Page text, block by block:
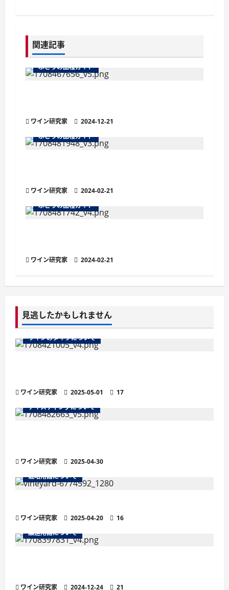
ゲ
ー
シ
ン
関連記事
ぶどうの品種ガイド
ワイン研究家
2024-12-21
ぶどうの品種ガイド
ワイン研究家
2024-02-21
ぶどうの品種ガイド
ワイン研究家 2024-02-21
見逃したかもしれません
ワインのタイプについて
ワイン研究家 2025-05-01
17
テイスティングについて
ワイン研究家
2025-04-30
栽培用語について
ワイン研究家 2025-04-20
16
醸造用語について
ワイン研究家 2024-12-24 21